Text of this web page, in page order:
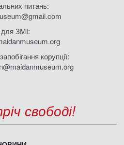
питань:
для ЗМІ:
корупції:
свободі!